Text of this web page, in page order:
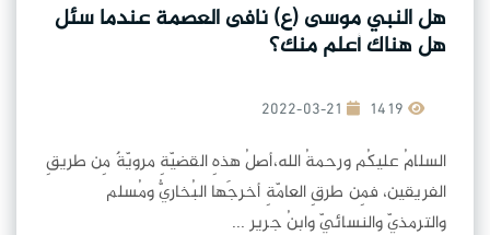
هل النبي موسى (ع) نافى العصمة عندما سئل
هل هناك أعلم منك؟
2022-03-21
السلامُ عليكُم ورحمةُ الله،أصلُ هذهِ القضيّةِ مرويّةٌ مِن طريقِ
الفريقين، فمِن طرقِ العامّةِ أخرجَها البُخاريُّ ومُسلم
والترمذيّ والنسائيّ وابنُ جرير ...